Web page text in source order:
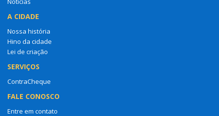
A CIDADE
Nossa história
Hino da cidade
Lei de criação
SERVIÇOS
ContraCheque
FALE CONOSCO
Entre em contato